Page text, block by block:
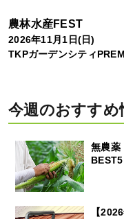
農林水産FEST
2026年11月1日(日)
TKPガーデンシティ
今週のおすすめ
無農薬
BEST5
【